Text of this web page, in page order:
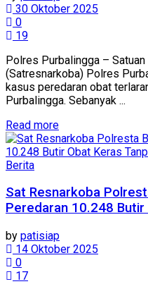
30 Oktober 2025
0
19
Polres Purbalingga –
(Satresnarkoba) Polres
kasus peredaran obat
Purbalingga. Sebanyak ...
Read moreDetails
Berita
Sat Resnarkoba
Peredaran 10.248
by patisiap
14 Oktober 2025
0
17